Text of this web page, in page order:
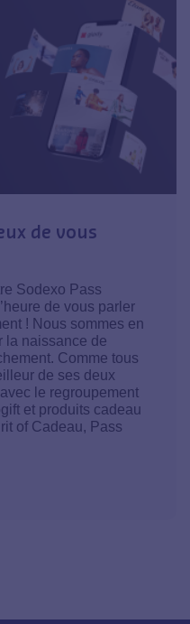
de vous
Sodexo Pass
de vous parler
! Nous sommes en
la naissance de
Comme tous
de ses deux
le regroupement
et produits cadeau
of Cadeau, Pass